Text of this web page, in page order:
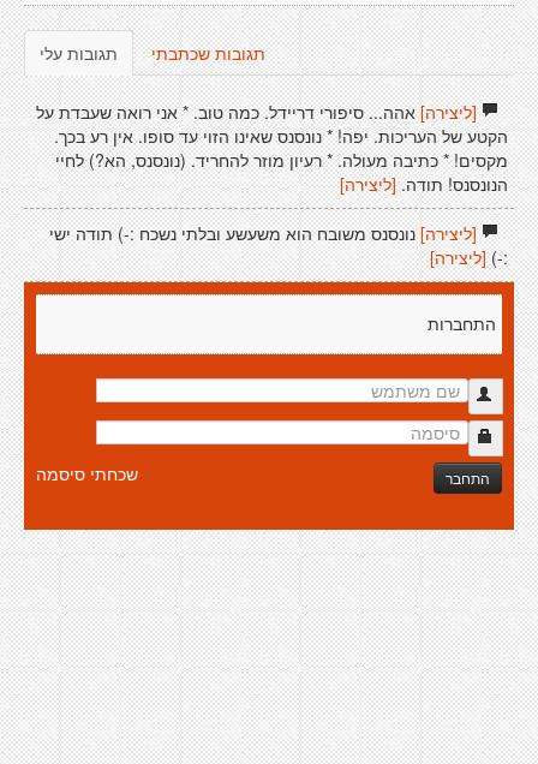
תגובות עלי תגובות שכתבתי
[ליצירה]אהה... סיפורי דריידל. כמה טוב. * אני רואה שעבדת על
הקטע של העריכות. יפה! * נונסנס שאינו הזוי עד סופו. אין רע בכך.
מקסים! * כתיבה מעולה. * רעיון מוזר להחריד. (נונסנס, הא?) לחיי
הנונסנס! תודה. [ליצירה]
[ליצירה]נונסנס משובח הוא משעשע ובלתי נשכח :-) תודה ישי
:-) [ליצירה]
התחברות
התחבר שכחתי סיסמה